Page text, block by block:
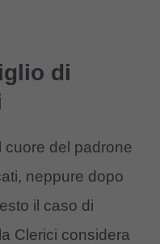
di
cuore del padrone
neppure dopo
il caso di
Clerici considera